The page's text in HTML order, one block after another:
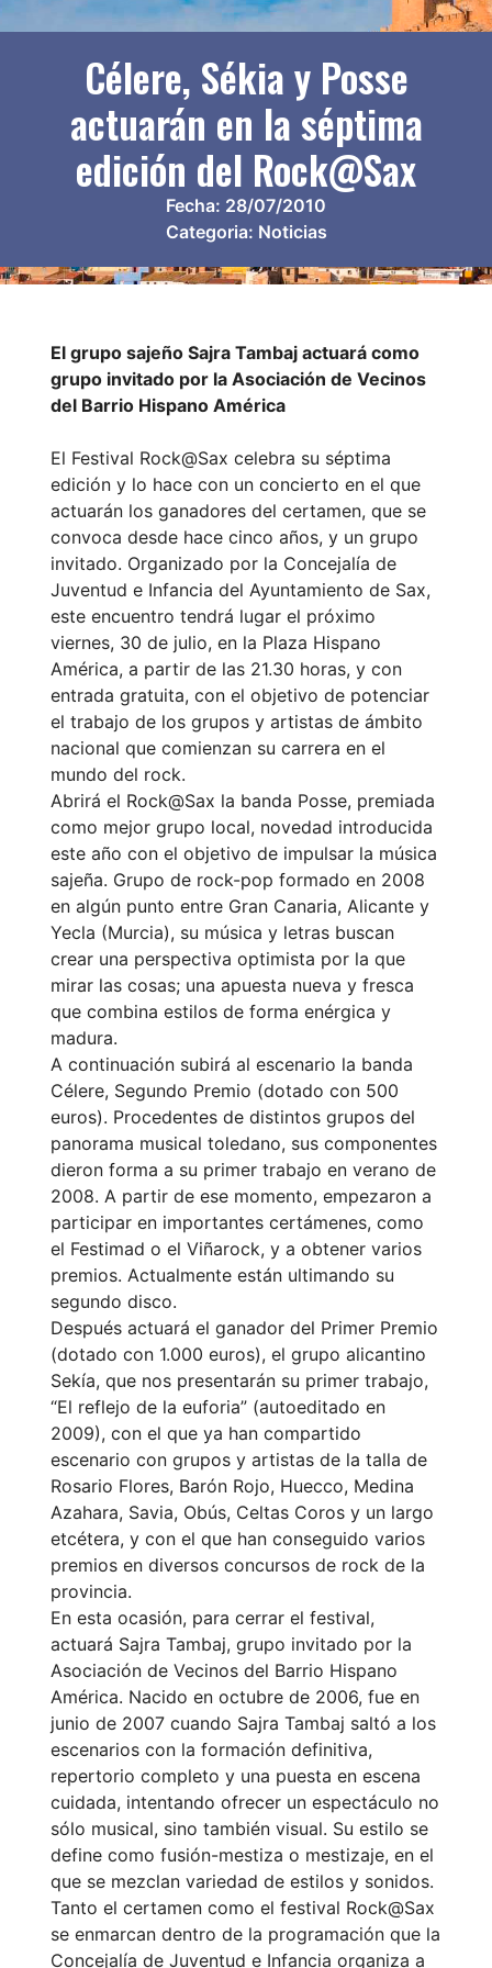
Célere, Sékia y Posse
actuarán en la séptima
edición del Rock@Sax
Fecha: 28/07/2010
Categoria: Noticias
El grupo sajeño Sajra Tambaj actuará como
grupo invitado por la Asociación de Vecinos
del Barrio Hispano América
El Festival Rock@Sax celebra su séptima
edición y lo hace con un concierto en el que
actuarán los ganadores del certamen, que se
convoca desde hace cinco años, y un grupo
invitado. Organizado por la Concejalía de
Juventud e Infancia del Ayuntamiento de Sax,
este encuentro tendrá lugar el próximo
viernes, 30 de julio, en la Plaza Hispano
América, a partir de las 21.30 horas, y con
entrada gratuita, con el objetivo de potenciar
el trabajo de los grupos y artistas de ámbito
nacional que comienzan su carrera en el
mundo del rock.
Abrirá el Rock@Sax la banda Posse, premiada
como mejor grupo local, novedad introducida
este año con el objetivo de impulsar la música
sajeña. Grupo de rock-pop formado en 2008
en algún punto entre Gran Canaria, Alicante y
Yecla (Murcia), su música y letras buscan
crear una perspectiva optimista por la que
mirar las cosas; una apuesta nueva y fresca
que combina estilos de forma enérgica y
madura.
A continuación subirá al escenario la banda
Célere, Segundo Premio (dotado con 500
euros). Procedentes de distintos grupos del
panorama musical toledano, sus componentes
dieron forma a su primer trabajo en verano de
2008. A partir de ese momento, empezaron a
participar en importantes certámenes, como
el Festimad o el Viñarock, y a obtener varios
premios. Actualmente están ultimando su
segundo disco.
Después actuará el ganador del Primer Premio
(dotado con 1.000 euros), el grupo alicantino
Sekía, que nos presentarán su primer trabajo,
“El reflejo de la euforia” (autoeditado en
2009), con el que ya han compartido
escenario con grupos y artistas de la talla de
Rosario Flores, Barón Rojo, Huecco, Medina
Azahara, Savia, Obús, Celtas Coros y un largo
etcétera, y con el que han conseguido varios
premios en diversos concursos de rock de la
provincia.
En esta ocasión, para cerrar el festival,
actuará Sajra Tambaj, grupo invitado por la
Asociación de Vecinos del Barrio Hispano
América. Nacido en octubre de 2006, fue en
junio de 2007 cuando Sajra Tambaj saltó a los
escenarios con la formación definitiva,
repertorio completo y una puesta en escena
cuidada, intentando ofrecer un espectáculo no
sólo musical, sino también visual. Su estilo se
define como fusión-mestiza o mestizaje, en el
que se mezclan variedad de estilos y sonidos.
Tanto el certamen como el festival Rock@Sax
se enmarcan dentro de la programación que la
Concejalía de Juventud e Infancia organiza a